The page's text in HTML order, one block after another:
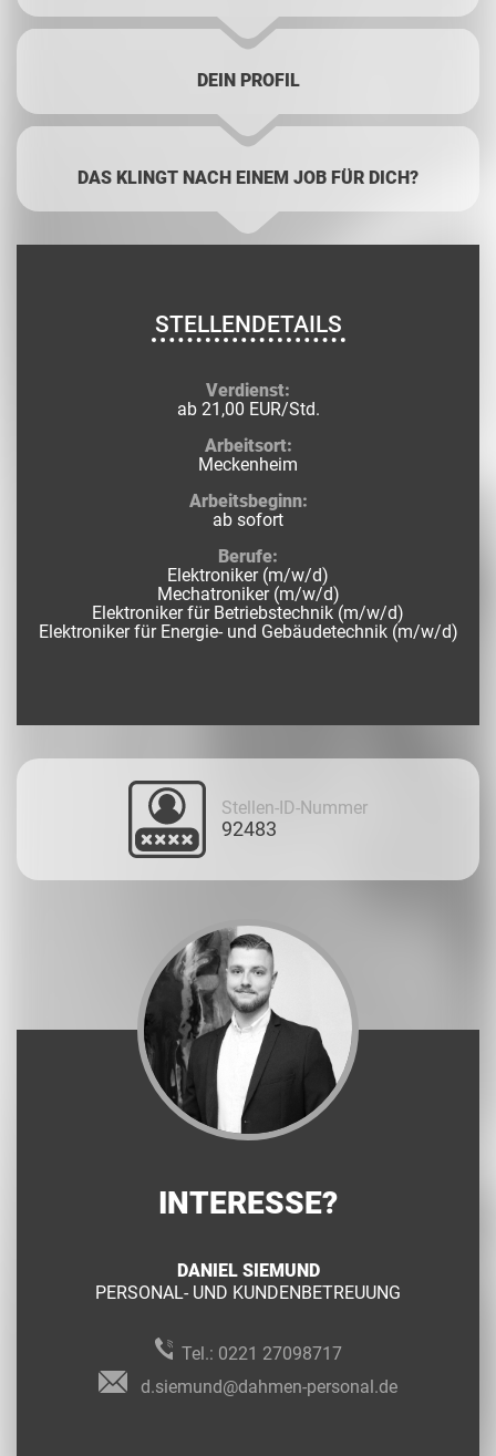
DEIN PROFIL
DAS KLINGT NACH EINEM JOB FÜR DICH?
STELLENDETAILS
Verdienst:
ab 21,00 EUR/Std.
Arbeitsort:
Meckenheim
Arbeitsbeginn:
ab sofort
Berufe:
Elektroniker (m/w/d)
Mechatroniker (m/w/d)
Elektroniker für Betriebstechnik (m/w/d)
Elektroniker für Energie- und Gebäudetechnik (m/w/d)
Stellen-ID-Nummer
92483
INTERESSE?
DANIEL SIEMUND
PERSONAL- UND KUNDENBETREUUNG
Tel.: 0221 27098717
d.siemund@dahmen-personal.de